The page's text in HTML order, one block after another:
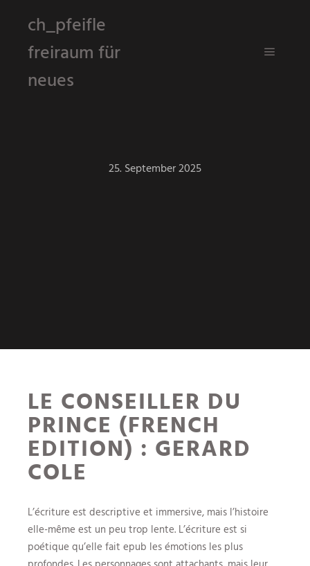
ch_pfeifle
freiraum für
neues
25. September 2025
LE CONSEILLER DU
PRINCE (FRENCH
EDITION) : GERARD
COLE
L’écriture est descriptive et immersive, mais l’histoire
elle-même est un peu trop lente. L’écriture est si
poétique qu’elle fait epub les émotions les plus